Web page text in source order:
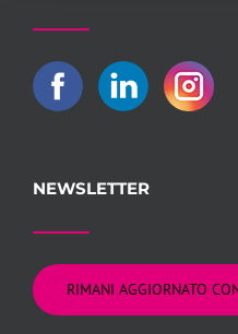
NEWSLETTER
RIMANI AGGIORNATO